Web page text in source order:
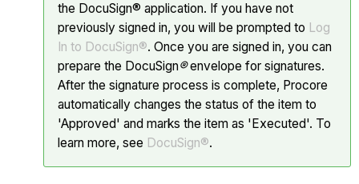
the DocuSign® application. If you have not
previously signed in, you will be prompted to Log
In to DocuSign®. Once you are signed in, you can
prepare the DocuSign®envelope for signatures.
After the signature process is complete, Procore
automatically changes the status of the item to
'Approved' and marks the item as 'Executed'. To
learn more, see DocuSign®.